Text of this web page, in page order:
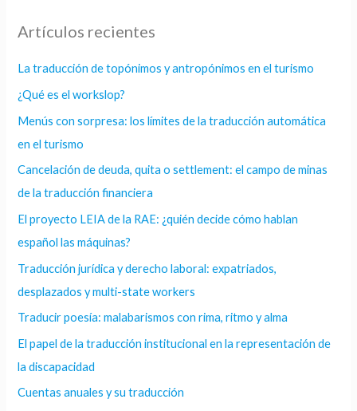
Artículos recientes
La traducción de topónimos y antropónimos en el turismo
¿Qué es el workslop?
Menús con sorpresa: los límites de la traducción automática
en el turismo
Cancelación de deuda, quita o settlement: el campo de minas
de la traducción financiera
El proyecto LEIA de la RAE: ¿quién decide cómo hablan
español las máquinas?
Traducción jurídica y derecho laboral: expatriados,
desplazados y multi-state workers
Traducir poesía: malabarismos con rima, ritmo y alma
El papel de la traducción institucional en la representación de
la discapacidad
Cuentas anuales y su traducción